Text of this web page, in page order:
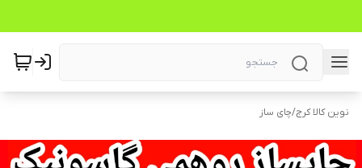
نوین کالا کرج/چای ساز